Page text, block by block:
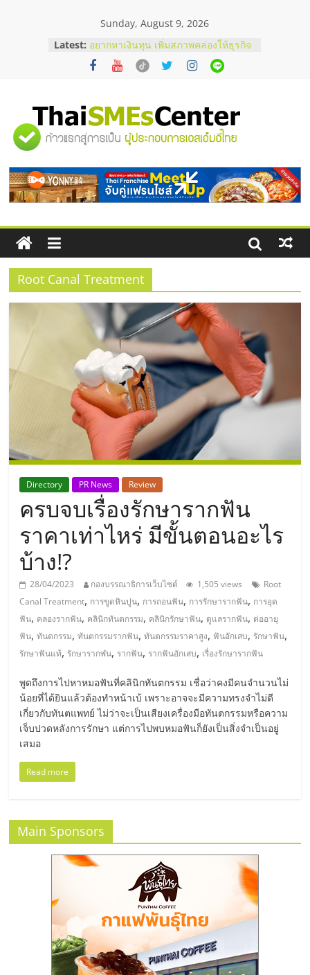
Sunday, August 9, 2026
Latest:
บริษัท Cybersecurity ในไทยที่ไหนดี?
วิธีเลือกผู้ให้บริการให้คุ้มค่าและตอบ
โจทย์ธุรกิจ
อยากหาเงินทุน เพิ่มสภาพคล่องให้ธุรกิจ
บริการน้ำมัน Shell
สัมมนาลงทุน แฟรนไชส์ยอนนี่
ThaiFranchise Meet Up จับคู่แฟรน
ร้านเครื่องเสียงคุณภาพสูง พร้อม
โซลูชันระบบภาพและเสียง
"ศูนย์
รวม
ข้อมูล
ธุรกิจ
SME
แห่ง
ประเทศไทย,
ThaiSMEsCenter,
รวม
ธุรกิจ
เอ
ส
เอ็
มอี
ไทย,
SMEs,
แฟ
รน
ไชส์,
ปรึกษา
แฟ
Root Canal Treatment
Directory PR News Review
ครบจบเรื่องรักษารากฟัน
ราคาเท่าไหร่ มีขั้นตอนอะไร
บ้าง!?
28/04/2023 กองบรรณาธิการเว็บไซต์ 1,505 views
Root
Canal Treatment, การขูดหินปูน, การถอนฟัน, การรักษารากฟัน, การอุด
ฟัน, คลองรากฟัน, คลินิกทันตกรรม, คลินิกรักษาฟัน, ดูแลรากฟัน, ต่ออายุ
ฟัน,ทันตกรรม,ทันตกรรมรากฟัน,ทันตกรรมราคาสูง, ฟันอักเสบ, รักษาฟัน,
รักษาฟันแท้, รักษารากฬน, รากฟัน, รากฟันอักเสบ, เรื่องรักษารากฟัน
พูดถึงการไปหาหมอฟันที่คลินิกทันตกรรม เชื่อว่าคงมีคนจำนวนไม่
น้อยที่ได้ยินแล้วต้องทำหน้าเบ้ เพราะอาจจะมีความทรงจำไม่ดี
เกี่ยวกับทันตแพทย์ ไม่ว่าจะเป็นเสียงเครื่องมือทันตกรรมหรือความ
เจ็บปวดหลังการรักษา แต่การไปพบหมอฟันก็ยังเป็นสิ่งจำเป็นอยู่
เสมอ
Read more
Main Sponsors